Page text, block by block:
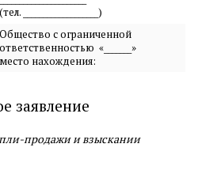
(тел. ___________________)
Общество с ограниченной
ответственностью «_______»
место нахождения:
заявление
продажи и взыскании